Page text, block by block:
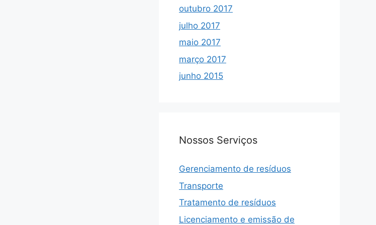
outubro 2017
julho 2017
maio 2017
março 2017
junho 2015
Nossos Serviços
Gerenciamento de resíduos
Transporte
Tratamento de resíduos
Licenciamento e emissão de